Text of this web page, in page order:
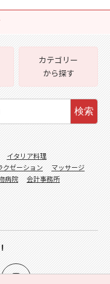
カテゴリー
から探す
検索
イタリア料理
クゼーション
マッサージ
病院
会計事務所